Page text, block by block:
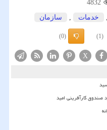
4832
, خدمات , سازمان
(1)
(0)
X
صندوق کارآفرینی امید